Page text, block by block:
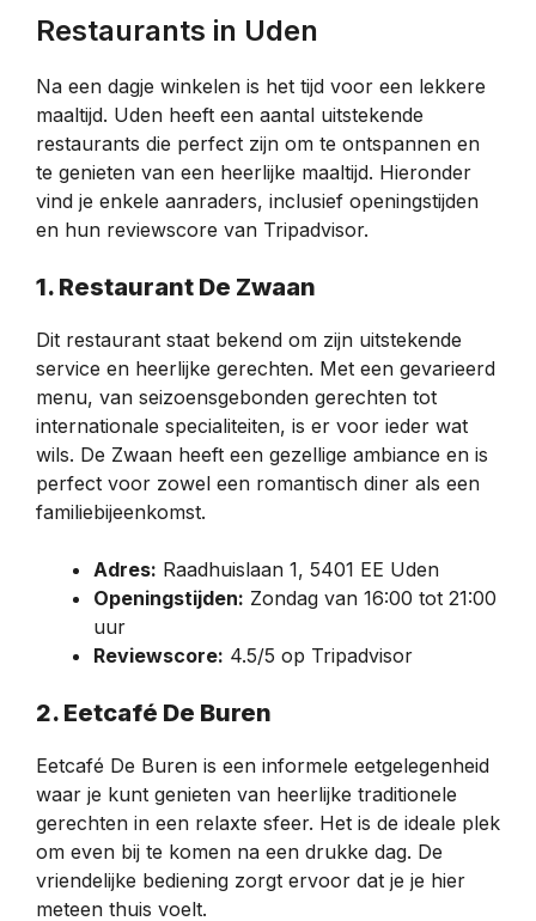
Restaurants in Uden
Na een dagje winkelen is het tijd voor een lekkere
maaltijd. Uden heeft een aantal uitstekende
restaurants die perfect zijn om te ontspannen en
te genieten van een heerlijke maaltijd. Hieronder
vind je enkele aanraders, inclusief openingstijden
en hun reviewscore van Tripadvisor.
1. Restaurant De Zwaan
Dit restaurant staat bekend om zijn uitstekende
service en heerlijke gerechten. Met een gevarieerd
menu, van seizoensgebonden gerechten tot
internationale specialiteiten, is er voor ieder wat
wils. De Zwaan heeft een gezellige ambiance en is
perfect voor zowel een romantisch diner als een
familiebijeenkomst.
Adres: Raadhuislaan 1, 5401 EE Uden
Openingstijden: Zondag van 16:00 tot 21:00
uur
Reviewscore: 4.5/5 op Tripadvisor
2. Eetcafé De Buren
Eetcafé De Buren is een informele eetgelegenheid
waar je kunt genieten van heerlijke traditionele
gerechten in een relaxte sfeer. Het is de ideale plek
om even bij te komen na een drukke dag. De
vriendelijke bediening zorgt ervoor dat je je hier
meteen thuis voelt.